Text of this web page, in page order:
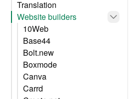
Translation
Website builders
10Web
Base44
Bolt.new
Boxmode
Canva
Carrd